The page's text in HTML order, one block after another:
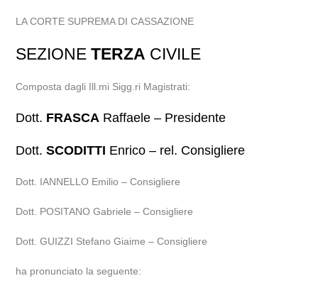
LA CORTE SUPREMA DI CASSAZIONE
SEZIONETERZA CIVILE
Composta dagli Ill.mi Sigg.ri Magistrati:
Dott. FRASCA Raffaele – Presidente
Dott.SCODITTI Enrico – rel. Consigliere
Dott. IANNELLO Emilio – Consigliere
Dott. POSITANO Gabriele – Consigliere
Dott. GUIZZI Stefano Giaime – Consigliere
ha pronunciato la seguente: